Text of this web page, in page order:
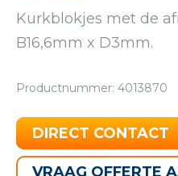
Kurkblokjes met de
B16,6mm x D3mm.
Productnummer: 4013870
DIRECT CONTACT
VRAAG OFFERTE